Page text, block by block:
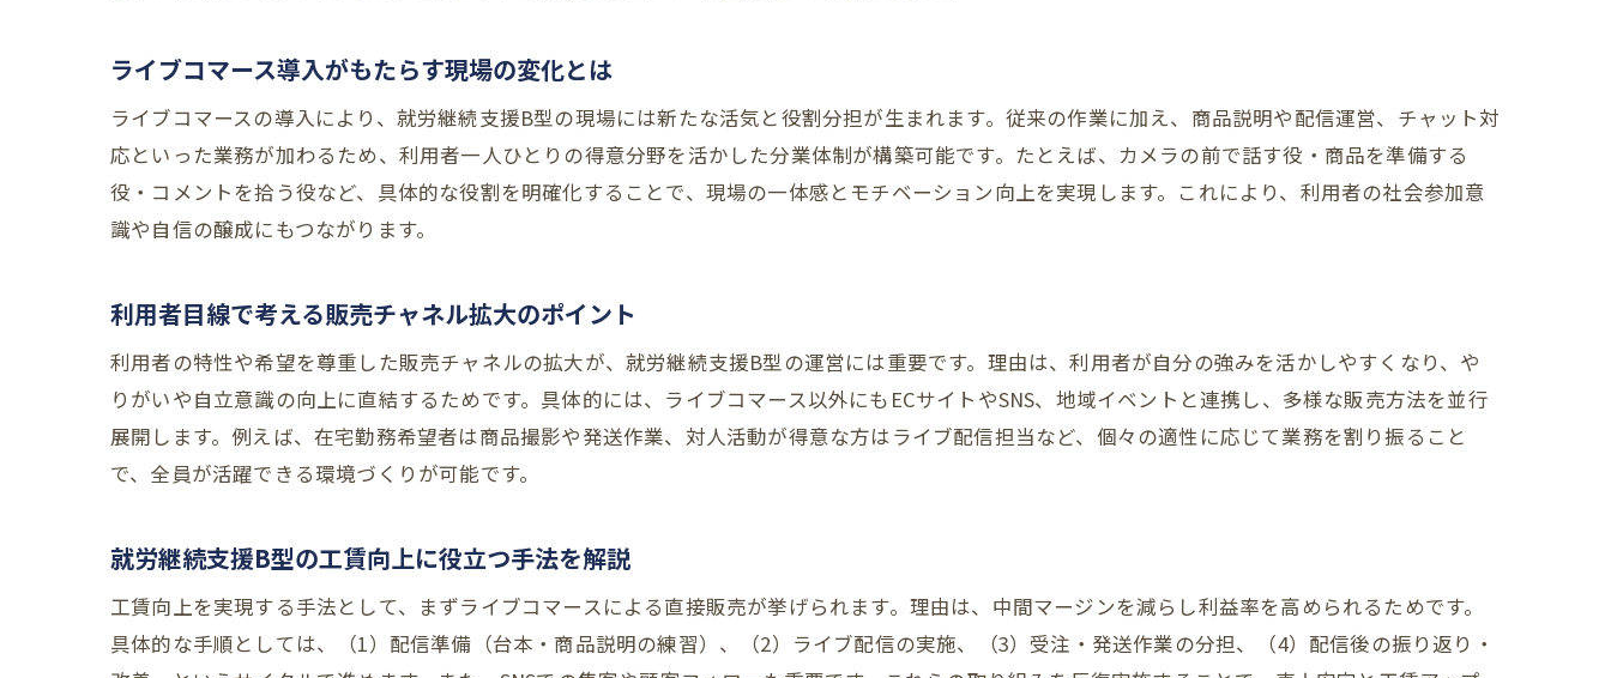
就労継続支援B型に広がるライブ配信の新展開
ライブコマースで創出される新たな価値とは
今後の支援現場で求められる柔軟な運営方法
福祉現場で注目されるライブ配信販売の魅力と実践例
就労継続支援B型で活用されるライブ配信の魅力
現場で実践されている販売手法の成功例
利用者が主役になれるライブコマースの強み
実際の配信現場から学ぶ導入ポイント
安定運営を目指すならB型事業所のネット活用が鍵
就労継続支援B型の安定運営を支えるネット活用
ライブコマース導入がもたらす現場の変化とは
ライブコマースの導入により、就労継続支援B型の現場には新たな活気と役割分担が生まれます。従来の作業に加え、商品説明や配信運営、チャット対
応といった業務が加わるため、利用者一人ひとりの得意分野を活かした分業体制が構築可能です。たとえば、カメラの前で話す役・商品を準備する
役・コメントを拾う役など、具体的な役割を明確化することで、現場の一体感とモチベーション向上を実現します。これにより、利用者の社会参加意
識や自信の醸成にもつながります。
利用者目線で考える販売チャネル拡大のポイント
利用者の特性や希望を尊重した販売チャネルの拡大が、就労継続支援B型の運営には重要です。理由は、利用者が自分の強みを活かしやすくなり、や
りがいや自立意識の向上に直結するためです。具体的には、ライブコマース以外にもECサイトやSNS、地域イベントと連携し、多様な販売方法を並行
展開します。例えば、在宅勤務希望者は商品撮影や発送作業、対人活動が得意な方はライブ配信担当など、個々の適性に応じて業務を割り振ること
で、全員が活躍できる環境づくりが可能です。
就労継続支援B型の工賃向上に役立つ手法を解説
工賃向上を実現する手法として、まずライブコマースによる直接販売が挙げられます。理由は、中間マージンを減らし利益率を高められるためです。
具体的な手順としては、（1）配信準備（台本・商品説明の練習）、（2）ライブ配信の実施、（3）受注・発送作業の分担、（4）配信後の振り返り・